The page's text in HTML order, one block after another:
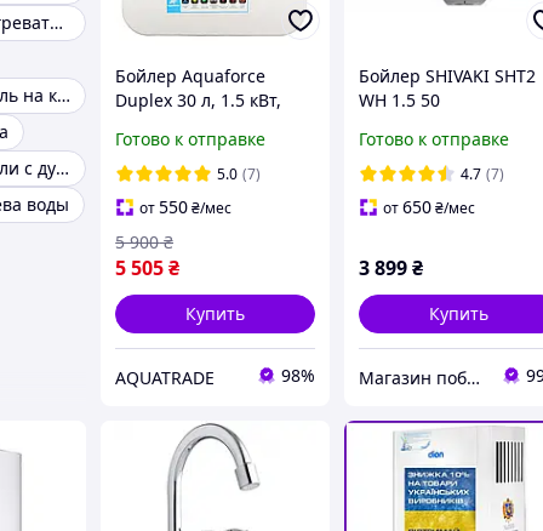
Краны-водонагреватели
Водонагреватель на кухню
Водонагреватели с душем
воды
Бойлер Aquaforce
Duplex 30 л, 1.5 кВт,
мокрый тэн
Готово к отправке
5.0 (7)
от550₴/мес
5 505₴
5 900 ₴
Купить
AQUATRADE 98%
Бойлер SHIVAKI SHT2
WH 1.5 50
Готово к отправке
4.7 (7)
от650₴/мес
3 899₴
Купить
Магазин побутової техніки "De Deshevo"